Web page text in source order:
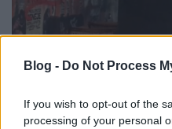
Blog - Do Not Process
If you wish to opt-out of the
processing of your personal
Így vérzik ki a
szucsadam•2017. szeptember 18.